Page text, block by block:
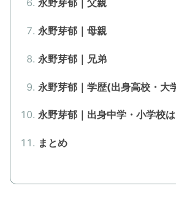
永野芽郁｜父親
永野芽郁｜母親
永野芽郁｜兄弟
永野芽郁｜学歴(出身高校・大
永野芽郁｜出身中学・小学校は
まとめ